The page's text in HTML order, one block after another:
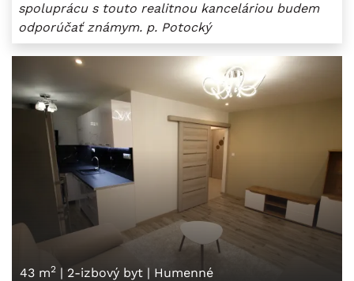
spoluprácu s touto realitnou kanceláriou budem
odporúčať známym. p. Potocký
43 m2 | 2-izbový byt | Humenné